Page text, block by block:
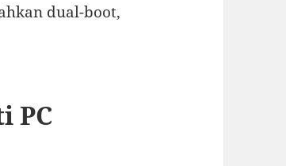
dual-boot,
PC